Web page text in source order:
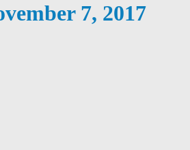
7, 2017